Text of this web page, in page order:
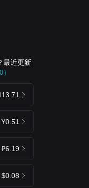
最近更新
¥0.51
₽6.19
$0.08